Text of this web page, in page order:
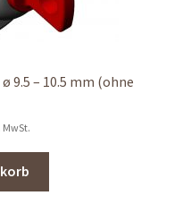
9.5 – 10.5 mm (ohne
MwSt.